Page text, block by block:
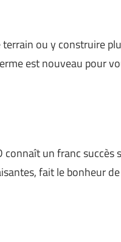
ou y construire
est nouveau pour
un franc succès
fait le bonheur